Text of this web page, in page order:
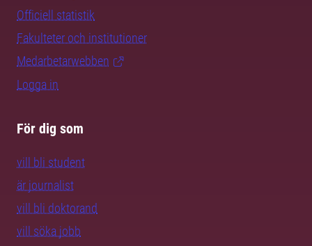
Officiell statistik
Fakulteter och institutioner
Medarbetarwebben
Logga in
För dig som
vill bli student
är journalist
vill bli doktorand
vill söka jobb